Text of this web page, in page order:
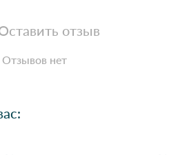
отзыв
Отзывов нет